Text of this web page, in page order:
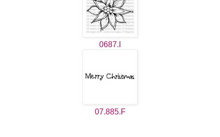
0687.I
07.885.F